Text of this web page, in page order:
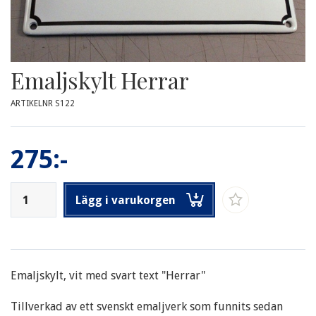
Emaljskylt Herrar
ARTIKELNR S122
275:-
Lägg i varukorgen
Emaljskylt, vit med svart text "Herrar"
Tillverkad av ett svenskt emaljverk som funnits sedan